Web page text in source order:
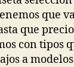
que
que
con tipos
a